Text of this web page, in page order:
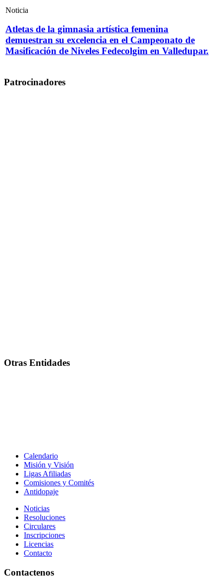
Noticia
Atletas de la gimnasia artística femenina
demuestran su excelencia en el Campeonato de
Masificación de Niveles Fedecolgim en Valledupar.
Patrocinadores
Otras Entidades
Calendario
Misión y Visión
Ligas Afiliadas
Comisiones y Comités
Antidopaje
Noticias
Resoluciones
Circulares
Inscripciones
Licencias
Contacto
Contactenos